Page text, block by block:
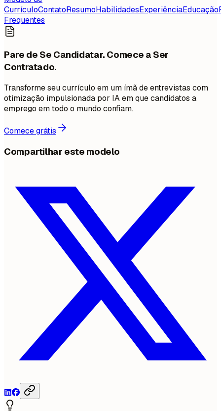
CurrículoContatoResumoHabilidadesExperiênciaEducação
Frequentes
Pare de Se Candidatar. Comece a Ser
Contratado.
Transforme seu currículo em um ímã de entrevistas com
otimização impulsionada por IA em que candidatos a
emprego em todo o mundo confiam.
Comece grátis
Compartilhar este modelo